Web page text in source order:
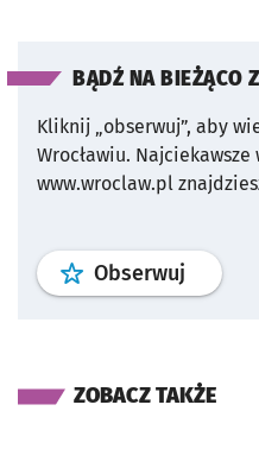
BĄDŹ NA BIEŻĄCO
Kliknij „obserwuj”, aby
Wrocławiu. Najciekawsze
www.wroclaw.pl
Obserwuj profil
ZOBACZ TAKŻE